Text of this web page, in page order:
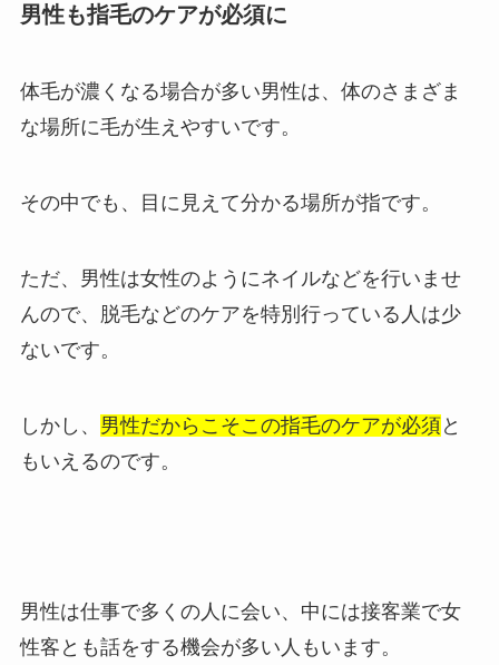
男性も指毛のケアが必須に
体毛が濃くなる場合が多い男性は、体のさまざま
な場所に毛が生えやすいです。
その中でも、目に見えて分かる場所が指です。
ただ、男性は女性のようにネイルなどを行いませ
んので、脱毛などのケアを特別行っている人は少
ないです。
しかし、 男性だからこそこの指毛のケアが必須と
もいえるのです。
男性は仕事で多くの人に会い、中には接客業で女
性客とも話をする機会が多い人もいます。